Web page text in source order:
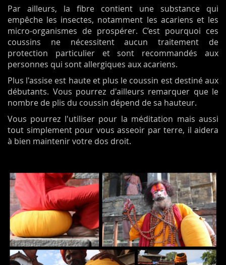
Par ailleurs, la fibre contient une substance qui
empêche les insectes, notamment les acariens et les
micro-organismes de prospérer. C’est pourquoi ces
coussins ne nécessitent aucun traitement de
protection particulier et sont recommandés aux
personnes qui sont allergiques aux acariens.
Plus l'assise est haute et plus le coussin est destiné aux
débutants. Vous pourrez d'ailleurs remarquer que le
nombre de plis du coussin dépend de sa hauteur.
Vous pourrez l'utiliser pour la méditation mais aussi
tout simplement pour vous asseoir par terre, il aidera
à bien maintenir votre dos droit.